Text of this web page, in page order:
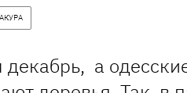
декабрь, а